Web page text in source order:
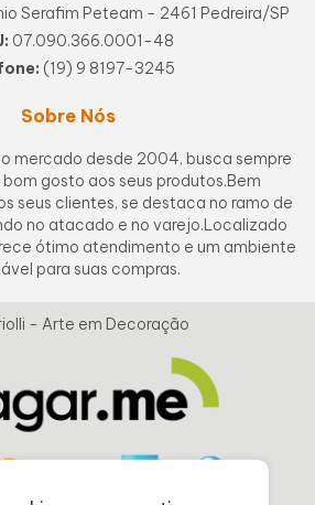
Serafim Peteam - 2461 Pedreira/SP
07.090.366.0001-48
(19) 9 8197-3245
Sobre Nós
mercado desde 2004, busca sempre
gosto aos seus produtos.Bem
seus clientes, se destaca no ramo de
no atacado e no varejo.Localizado
ótimo atendimento e um ambiente
para suas compras.
- Arte em Decoração